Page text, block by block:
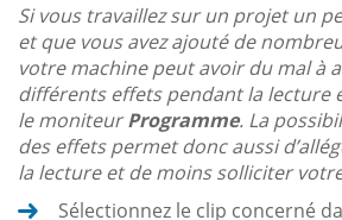
Si vous travaillez sur un projet un
et que vous avez ajouté de
votre machine peut avoir du mal à
différents effets pendant la lecture
le moniteurProgramme. La
des effets permet donc aussi
la lecture et de moins solliciter
Sélectionnez le clip concerné